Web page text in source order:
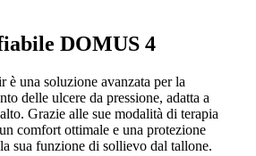
DOMUS 4
è una soluzione avanzata per la
delle ulcere da pressione, adatta a
Grazie alle sue modalità di terapia
comfort ottimale e una protezione
sua funzione di sollievo dal tallone.